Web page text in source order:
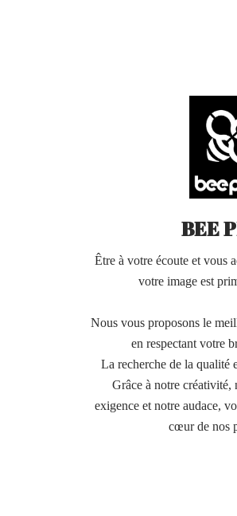
BEE
Être à votre écoute et vous
votre image est
Nous vous proposons le
en respectant votre
La recherche de la qualité
Grâce à notre créativité,
exigence et notre audace,
cœur de nos